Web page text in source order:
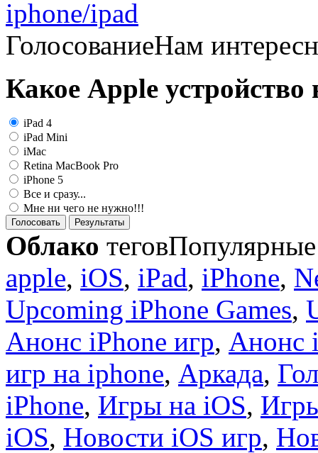
ГолосованиеНам
Какое Apple устройство
iPad 4
iPad Mini
iMac
Retina MacBook Pro
iPhone 5
Все и сразу...
Мне ни чего не нужно!!!
Голосовать Результаты
Облако теговПопулярные
apple, iOS, iPad, iPhone,
Upcoming iPhone Games,
Анонс iPhone игр, Анонс
игр на iphone, Аркада,
iPhone, Игры на iOS,
iOS, Новости iOS игр,